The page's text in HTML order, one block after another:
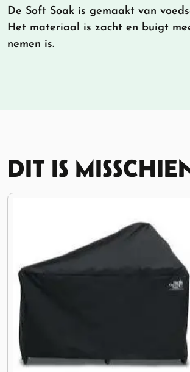
De Soft Soak is gemaakt van
Het materiaal is zacht en buigt
nemen is.
DIT IS